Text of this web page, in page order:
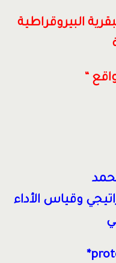
البيروقراطية
“
وقياس الأداء